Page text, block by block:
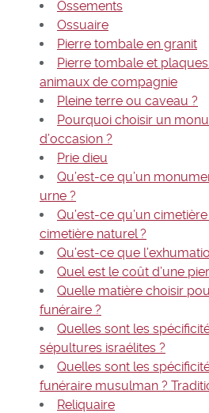
Ossements
Ossuaire
Pierre tombale en granit
Pierre tombale et
animaux de compagnie
Pleine terre ou caveau ?
Pourquoi choisir un
d’occasion ?
Prie dieu
Qu’est-ce qu’un
urne ?
Qu’est-ce qu’un
cimetière naturel ?
Qu’est-ce que
Quel est le coût d’une
Quelle matière choisir
funéraire ?
Quelles sont les
sépultures israélites ?
Quelles sont les
funéraire musulman ?
Reliquaire